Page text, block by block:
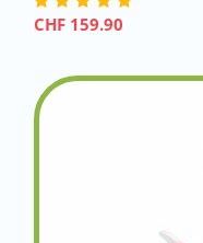
CHF 159.90